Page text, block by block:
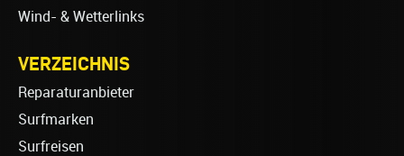
Wind- & Wetterlinks
VERZEICHNIS
Reparaturanbieter
Surfmarken
Surfreisen